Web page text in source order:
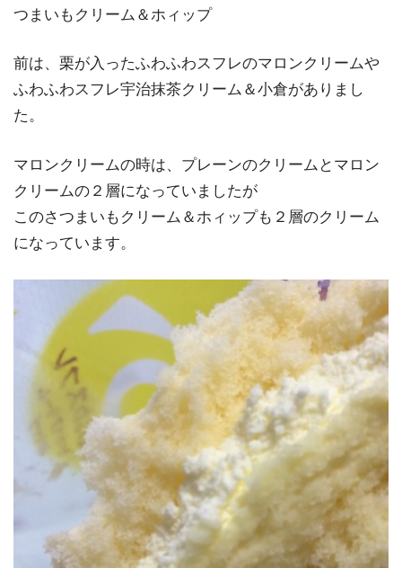
つまいもクリーム＆ホィップ
前は、栗が入ったふわふわスフレのマロンクリームや
ふわふわスフレ宇治抹茶クリーム＆小倉がありまし
た。
マロンクリームの時は、プレーンのクリームとマロン
クリームの２層になっていましたが
このさつまいもクリーム＆ホィップも２層のクリーム
になっています。